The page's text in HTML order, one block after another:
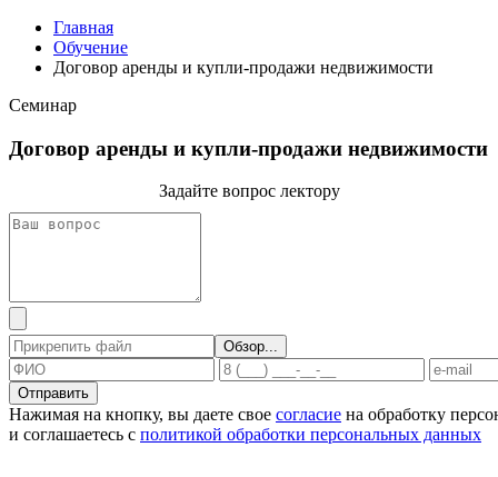
Главная
Обучение
Договор аренды и купли-продажи недвижимости
Семинар
Договор аренды и купли-продажи недвижимости
Задайте вопрос лектору
Отправить
Нажимая на кнопку, вы даете свое согласие на обработку
и соглашаетесь с политикой обработки персональных данных